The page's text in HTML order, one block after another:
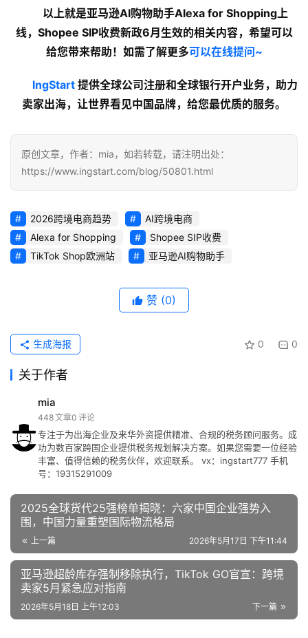
以上就是亚马逊AI购物助手Alexa for Shopping上
线，Shopee SIP收费新政6月生效的相关内容，希望可以
给您带来帮助！如需了解更多可以在线提问~
lngStart 提供全球公司注册和全球银行开户业务，助力
卖家出海，让世界看见中国品牌，给您最优质的服务。
原创文章，作者：mia，如若转载，请注明出处：
https://www.ingstart.com/blog/50801.html
2026跨境电商趋势
AI跨境电商
Alexa for Shopping
Shopee SIP收费
TikTok Shop欧洲站
亚马逊AI购物助手
赞 (0)
0 0
生成海报
关于作者
mia
448文章0 评论
专注于为出海企业及来华外资提供精准、合规的税务顾问服务。成
功为数百家跨国企业提供税务规划解决方案。如果您需要一位经验
丰富、值得信赖的税务伙伴，欢迎联系。 vx：ingstart777 手机
号：19315291009
2025全球货代25强榜单揭晓：六家中国企业强势入
围，中国力量重塑国际物流格局
上一篇 2026年5月17日 下午11:44
亚马逊超龄库存强制移除执行，TikTok GO官宣：跨境
卖家5月紧急应对指南
下一篇
2026年5月18日 上午12:03